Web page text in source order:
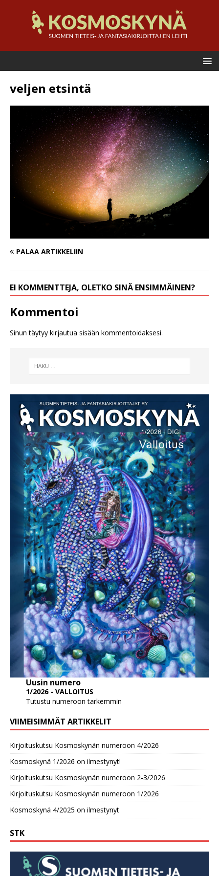
veljen etsintä
PALAA ARTIKKELIIN
EI KOMMENTTEJA, OLETKO SINÄ ENSIMMÄINEN?
Kommentoi
Sinun täytyy kirjautua sisään kommentoidaksesi.
Uusin numero
1/2026 - VALLOITUS
Tutustu numeroon tarkemmin
VIIMEISIMMÄT ARTIKKELIT
Kirjoituskutsu Kosmoskynän numeroon 4/2026
Kosmoskynä 1/2026 on ilmestynyt!
Kirjoituskutsu Kosmoskynän numeroon 2-3/2026
Kirjoituskutsu Kosmoskynän numeroon 1/2026
Kosmoskynä 4/2025 on ilmestynyt
STK